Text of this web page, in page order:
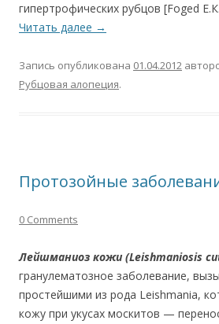
гипертрофических рубцов [Foged
Читать далее →
Запись опубликована 01.04.2012
Рубцовая алопеция.
Протозойные
0 Comments
Лейшманиоз кожи (Leishmaniosis
гранулематозное заболевание,
простейшими из рода Leishmania,
кожу при укусах москитов —